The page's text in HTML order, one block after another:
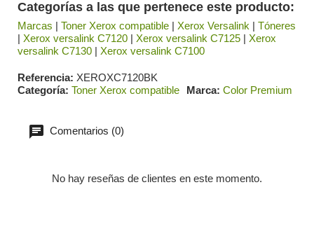
Categorías a las que pertenece este producto:
Marcas | Toner Xerox compatible | Xerox Versalink | Tóneres
| Xerox versalink C7120 | Xerox versalink C7125 | Xerox
versalink C7130 | Xerox versalink C7100
Referencia XEROXC7120BK
Categoría Toner Xerox compatible Marca Color Premium
Comentarios (0)
No hay reseñas de clientes en este momento.